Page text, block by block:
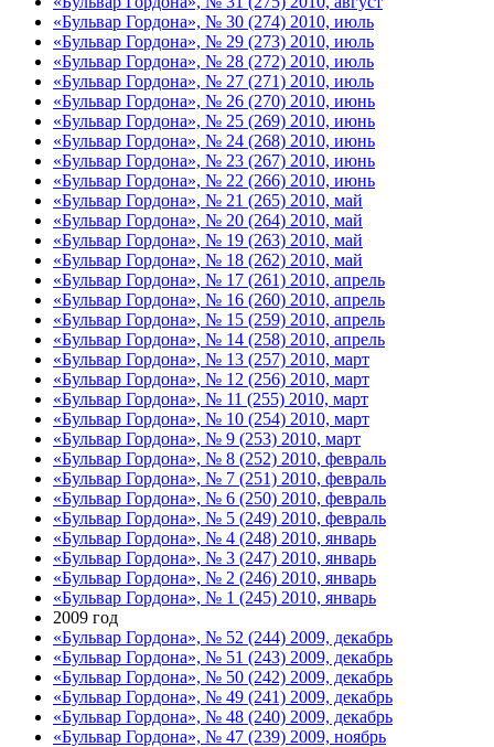
«Бульвар Гордона», № 30 (274) 2010, июль
«Бульвар Гордона», № 29 (273) 2010, июль
«Бульвар Гордона», № 28 (272) 2010, июль
«Бульвар Гордона», № 27 (271) 2010, июль
«Бульвар Гордона», № 26 (270) 2010, июнь
«Бульвар Гордона», № 25 (269) 2010, июнь
«Бульвар Гордона», № 24 (268) 2010, июнь
«Бульвар Гордона», № 23 (267) 2010, июнь
«Бульвар Гордона», № 22 (266) 2010, июнь
«Бульвар Гордона», № 21 (265) 2010, май
«Бульвар Гордона», № 20 (264) 2010, май
«Бульвар Гордона», № 19 (263) 2010, май
«Бульвар Гордона», № 18 (262) 2010, май
«Бульвар Гордона», № 17 (261) 2010, апрель
«Бульвар Гордона», № 16 (260) 2010, апрель
«Бульвар Гордона», № 15 (259) 2010, апрель
«Бульвар Гордона», № 14 (258) 2010, апрель
«Бульвар Гордона», № 13 (257) 2010, март
«Бульвар Гордона», № 12 (256) 2010, март
«Бульвар Гордона», № 11 (255) 2010, март
«Бульвар Гордона», № 10 (254) 2010, март
«Бульвар Гордона», № 9 (253) 2010, март
«Бульвар Гордона», № 8 (252) 2010, февраль
«Бульвар Гордона», № 7 (251) 2010, февраль
«Бульвар Гордона», № 6 (250) 2010, февраль
«Бульвар Гордона», № 5 (249) 2010, февраль
«Бульвар Гордона», № 4 (248) 2010, январь
«Бульвар Гордона», № 3 (247) 2010, январь
«Бульвар Гордона», № 2 (246) 2010, январь
«Бульвар Гордона», № 1 (245) 2010, январь
2009 год
«Бульвар Гордона», № 52 (244) 2009, декабрь
«Бульвар Гордона», № 51 (243) 2009, декабрь
«Бульвар Гордона», № 50 (242) 2009, декабрь
«Бульвар Гордона», № 49 (241) 2009, декабрь
«Бульвар Гордона», № 48 (240) 2009, декабрь
«Бульвар Гордона», № 47 (239) 2009, ноябрь